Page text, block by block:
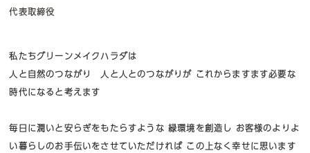
代表取締役
私たちグリーンメイクハラダは
人と自然のつながり 人と人とのつながりが これからますます必要な
時代になると考えます
毎日に潤いと安らぎをもたらすような 緑環境を創造し お客様のよりよ
い暮らしのお手伝いをさせていただければ この上なく幸せに思います